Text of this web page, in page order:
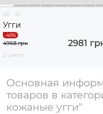
40 41
Угги
2981
4968 грн
2 цвета
Основная
товаров в
кожаные угги"